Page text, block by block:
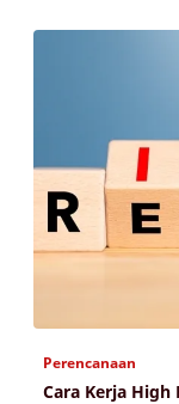
Perencanaan
Cara Kerja